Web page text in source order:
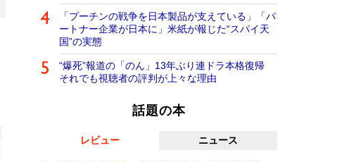
「プーチンの戦争を日本製品が支えている」「パ
ートナー企業が日本に」米紙が報じた“スパイ天
国”の実態
“爆死”報道の「のん」13年ぶり連ドラ本格復帰
それでも視聴者の評判が上々な理由
話題の本
レビュー ニュース